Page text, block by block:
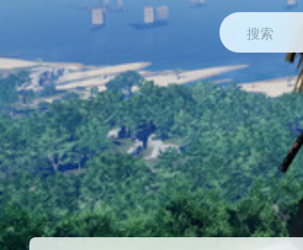
搜索